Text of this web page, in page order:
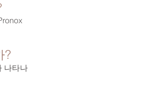
?
나타나